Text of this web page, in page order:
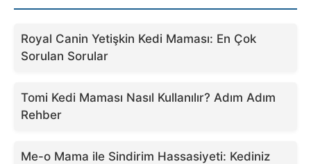
Royal Canin Yetişkin Kedi Maması: En Çok
Sorulan Sorular
Tomi Kedi Maması Nasıl Kullanılır? Adım Adım
Rehber
Me-o Mama ile Sindirim Hassasiyeti: Kediniz